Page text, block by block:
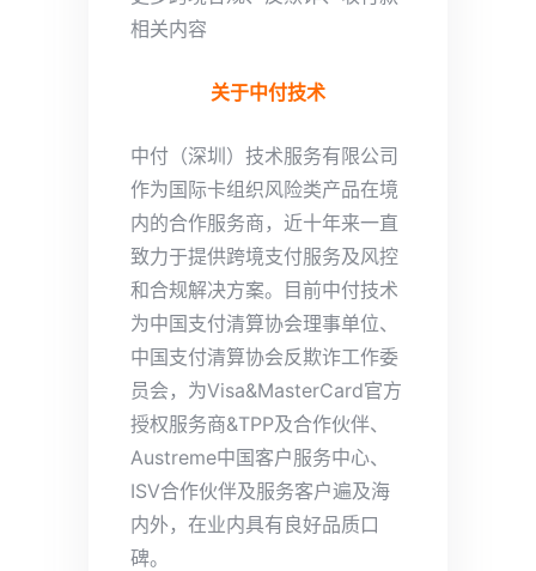
相关内容
关于中付技术
中付（深圳）技术服务有限公司
作为国际卡组织风险类产品在境
内的合作服务商，近十年来一直
致力于提供跨境支付服务及风控
和合规解决方案。目前中付技术
为中国支付清算协会理事单位、
中国支付清算协会反欺诈工作委
员会，为Visa&MasterCard官方
授权服务商&TPP及合作伙伴、
Austreme中国客户服务中心、
ISV合作伙伴及服务客户遍及海
内外，在业内具有良好品质口
碑。